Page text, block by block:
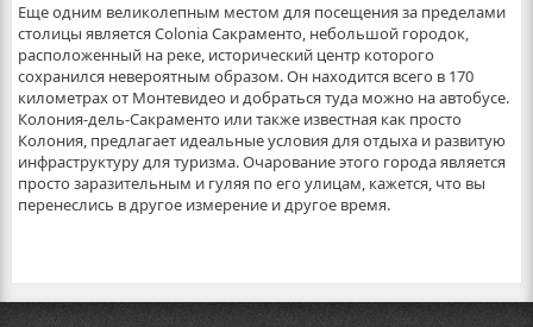
Еще одним великолепным местом для посещения за пределами
столицы является Colonia Сакраменто, небольшой городок,
расположенный на реке, исторический центр которого
сохранился невероятным образом. Он находится всего в 170
километрах от Монтевидео и добраться туда можно на автобусе.
Колония-дель-Сакраменто или также известная как просто
Колония, предлагает идеальные условия для отдыха и развитую
инфраструктуру для туризма. Очарование этого города является
просто заразительным и гуляя по его улицам, кажется, что вы
перенеслись в другое измерение и другое время.